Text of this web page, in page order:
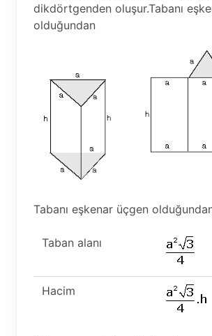
dikdörtgenden oluşur.Tabanı
olduğundan
Tabanı eşkenar üçgen
Taban alanı
Hacim